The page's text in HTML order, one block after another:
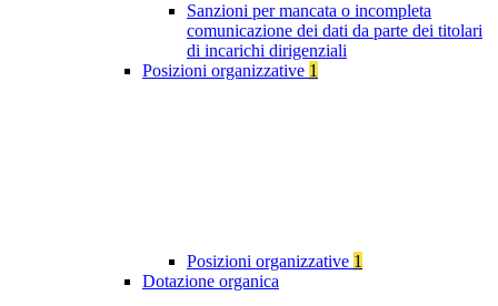
Sanzioni per mancata o incompleta
comunicazione dei dati da parte dei titolari
di incarichi dirigenziali
Posizioni organizzative 1
Posizioni organizzative 1
Dotazione organica